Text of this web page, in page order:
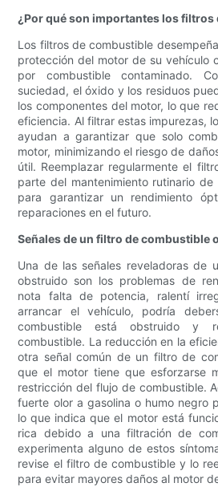
¿Por qué son importantes los filtros
Los filtros de combustible
protección del motor de su vehículo
por combustible contaminado.
suciedad, el óxido y los residuos
los componentes del motor, lo que
eficiencia. Al filtrar estas impurezas,
ayudan a garantizar que solo
motor, minimizando el riesgo de
útil. Reemplazar regularmente el
parte del mantenimiento rutinario de
para garantizar un rendimiento
reparaciones en el futuro.
Señales de un filtro de combustible
Una de las señales reveladoras de
obstruido son los problemas de
nota falta de potencia, ralentí
arrancar el vehículo, podría
combustible está obstruido y
combustible. La reducción en la
otra señal común de un filtro de
que el motor tiene que esforzarse
restricción del flujo de combustible.
fuerte olor a gasolina o humo negro
lo que indica que el motor está
rica debido a una filtración de
experimenta alguno de estos
revise el filtro de combustible y lo
para evitar mayores daños al motor